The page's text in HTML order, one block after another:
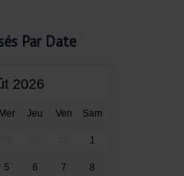
Par Date
2026
Mer Jeu Ven Sam
1
5 6 7 8